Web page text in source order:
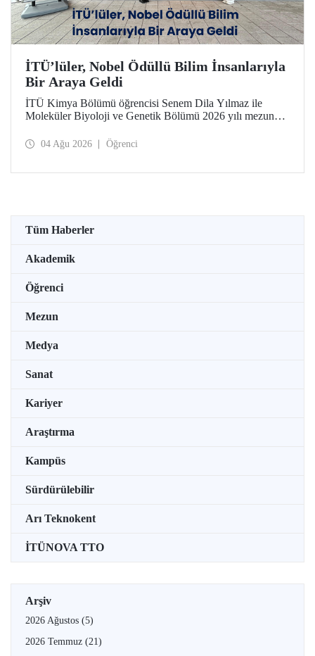
İTÜ’lüler, Nobel Ödüllü Bilim İnsanlarıyla
Bir Araya Geldi
İTÜ Kimya Bölümü öğrencisi Senem Dila Yılmaz ile
Moleküler Biyoloji ve Genetik Bölümü 2026 yılı mezunu
Etkinliklere Katılım Desteği kapsamında 75’inci Lindau
04 Ağu 2026 Öğrenci
Tüm Haberler
Akademik
Öğrenci
Mezun
Medya
Sanat
Kariyer
Araştırma
Kampüs
Sürdürülebilir
Arı Teknokent
İTÜNOVA TTO
Arşiv
2026 Ağustos (5)
2026 Temmuz (21)